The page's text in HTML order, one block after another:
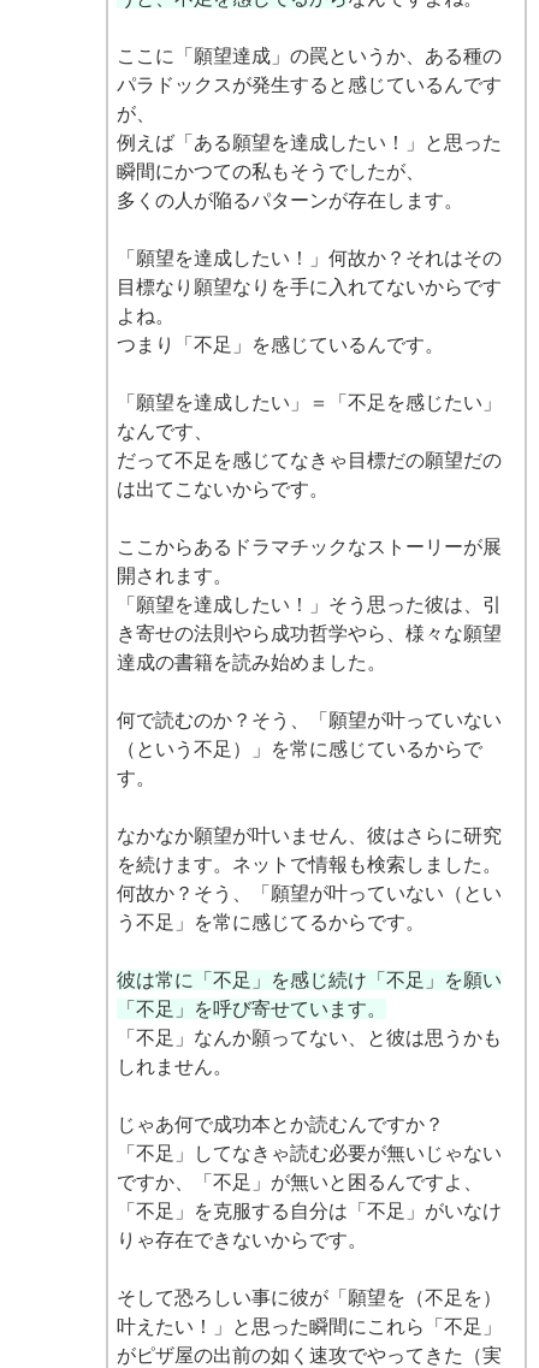
ここに「願望達成」の罠というか、ある種の
パラドックスが発生すると感じているんです
が、
例えば「ある願望を達成したい！」と思った
瞬間にかつての私もそうでしたが、
多くの人が陥るパターンが存在します。
「願望を達成したい！」何故か？それはその
目標なり願望なりを手に入れてないからです
よね。
つまり「不足」を感じているんです。
「願望を達成したい」＝「不足を感じたい」
なんです、
だって不足を感じてなきゃ目標だの願望だの
は出てこないからです。
ここからあるドラマチックなストーリーが展
開されます。
「願望を達成したい！」そう思った彼は、引
き寄せの法則やら成功哲学やら、様々な願望
達成の書籍を読み始めました。
何で読むのか？そう、「願望が叶っていない
（という不足）」を常に感じているからで
す。
なかなか願望が叶いません、彼はさらに研究
を続けます。ネットで情報も検索しました。
何故か？そう、「願望が叶っていない（とい
う不足」を常に感じてるからです。
彼は常に「不足」を感じ続け「不足」を願い
「不足」を呼び寄せています。
「不足」なんか願ってない、と彼は思うかも
しれません。
じゃあ何で成功本とか読むんですか？
「不足」してなきゃ読む必要が無いじゃない
ですか、「不足」が無いと困るんですよ、
「不足」を克服する自分は「不足」がいなけ
りゃ存在できないからです。
そして恐ろしい事に彼が「願望を（不足を）
叶えたい！」と思った瞬間にこれら「不足」
がピザ屋の出前の如く速攻でやってきた（実